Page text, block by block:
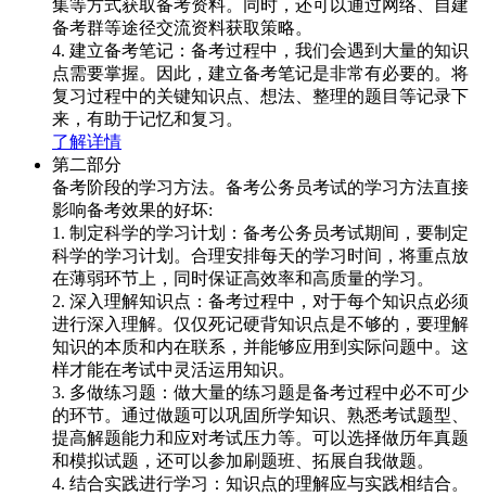
集等方式获取备考资料。同时，还可以通过网络、自建
备考群等途径交流资料获取策略。
4. 建立备考笔记：备考过程中，我们会遇到大量的知识
点需要掌握。因此，建立备考笔记是非常有必要的。将
复习过程中的关键知识点、想法、整理的题目等记录下
来，有助于记忆和复习。
了解详情
第二部分
备考阶段的学习方法。备考公务员考试的学习方法直接
影响备考效果的好坏:
1. 制定科学的学习计划：备考公务员考试期间，要制定
科学的学习计划。合理安排每天的学习时间，将重点放
在薄弱环节上，同时保证高效率和高质量的学习。
2. 深入理解知识点：备考过程中，对于每个知识点必须
进行深入理解。仅仅死记硬背知识点是不够的，要理解
知识的本质和内在联系，并能够应用到实际问题中。这
样才能在考试中灵活运用知识。
3. 多做练习题：做大量的练习题是备考过程中必不可少
的环节。通过做题可以巩固所学知识、熟悉考试题型、
提高解题能力和应对考试压力等。可以选择做历年真题
和模拟试题，还可以参加刷题班、拓展自我做题。
4. 结合实践进行学习：知识点的理解应与实践相结合。